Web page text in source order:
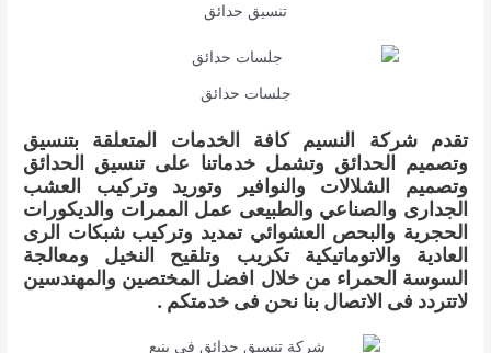
تنسيق حدائق
جلسات حدائق
تقدم شركة النسيم كافة الخدمات المتعلقة بتنسيق
وتصميم الحدائق وتشمل خدماتنا على تنسيق الحدائق
وتصميم الشلالات والنوافير وتوريد وتركيب العشب
الجدارى والصناعي والطبيعى عمل الممرات والديكورات
الحجرية والبحص العشوائي تمديد وتركيب شبكات الرى
العادية والاتوماتيكية تكريب وتلقيح النخيل ومعالجة
السوسة الحمراء من خلال افضل المختصين والمهندسين
لاتتردد فى الاتصال بنا نحن فى خدمتكم .